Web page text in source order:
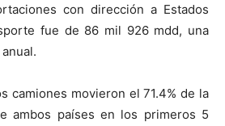
con dirección a Estados
fue de 86 mil 926 mdd, una
camiones movieron el 71.4% de la
ambos países en los primeros 5